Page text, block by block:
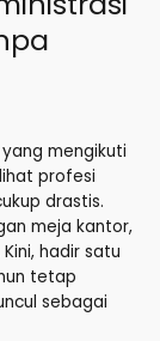
mengikuti
profesi
drastis.
meja kantor,
hadir satu
tetap
sebagai